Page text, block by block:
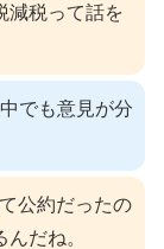
減税って話を
でも意見が分
公約だったの
だね。